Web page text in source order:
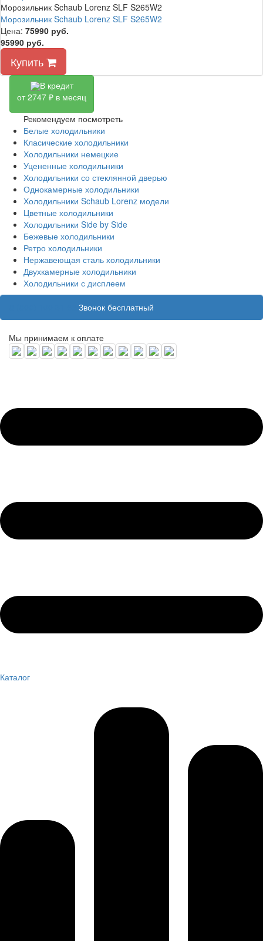
Морозильник Schaub Lorenz SLF S265W2
Морозильник Schaub Lorenz SLF S265W2
Цена: 75990 руб.
95990 руб.
Купить
В кредит
от 2747 ₽ в месяц
Рекомендуем посмотреть
Белые холодильники
Класические холодильники
Холодильники немецкие
Уцененные холодильники
Холодильники со стеклянной дверью
Однокамерные холодильники
Холодильники Schaub Lorenz модели
Цветные холодильники
Холодильники Side by Side
Бежевые холодильники
Ретро холодильники
Нержавеющая сталь холодильники
Двухкамерные холодильники
Холодильники с дисплеем
Звонок бесплатный
Мы принимаем к оплате
Каталог